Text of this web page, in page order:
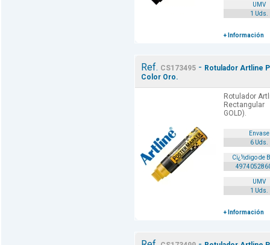
UMV
1 Uds.
+ Información
Ref. CS173495- Rotulador Artline
Color Oro.
Rotulador
GOLD).
Envase
6 Uds.
Cï¿½digo de
UMV
1 Uds.
+ Información